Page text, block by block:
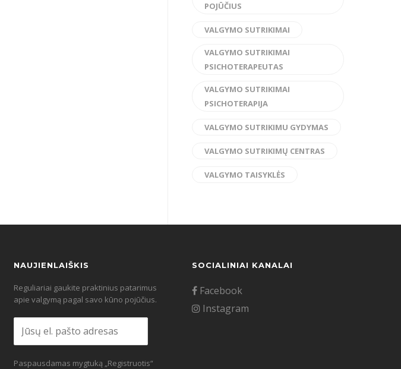
POJŪČIUS
VALGYMO SUTRIKIMAI
VALGYMO SUTRIKIMAI
PSICHOTERAPEUTAS
VALGYMO SUTRIKIMAI
PSICHOTERAPIJA
VALGYMO SUTRIKIMU GYDYMAS
VALGYMO SUTRIKIMŲ CENTRAS
VALGYMO TAISYKLĖS
NAUJIENLAIŠKIS
Reguliariai gaukite praktinius patarimus
apie valgymą pagal savo kūno pojūčius.
Paspausdamas mygtuką „Registruotis“
SOCIALINIAI KANALAI
Facebook
Instagram